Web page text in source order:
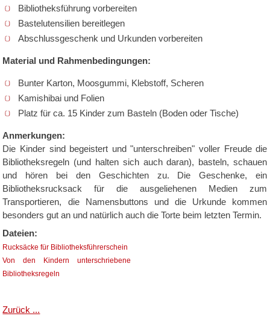
Bibliotheksführung vorbereiten
Bastelutensilien bereitlegen
Abschlussgeschenk und Urkunden vorbereiten
Material und Rahmenbedingungen:
Bunter Karton, Moosgummi, Klebstoff, Scheren
Kamishibai und Folien
Platz für ca. 15 Kinder zum Basteln (Boden oder Tische)
Anmerkungen:
Die Kinder sind begeistert und "unterschreiben" voller Freude die
Bibliotheksregeln (und halten sich auch daran), basteln, schauen
und hören bei den Geschichten zu. Die Geschenke, ein
Bibliotheksrucksack für die ausgeliehenen Medien zum
Transportieren, die Namensbuttons und die Urkunde kommen
besonders gut an und natürlich auch die Torte beim letzten Termin.
Dateien:
Rucksäcke für Bibliotheksführerschein
Von den Kindern unterschriebene
Bibliotheksregeln
Zurück ...